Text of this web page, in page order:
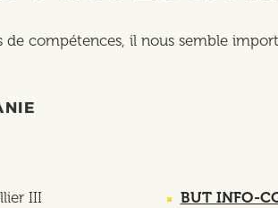
compétences, il nous semble
III BUT INFO-